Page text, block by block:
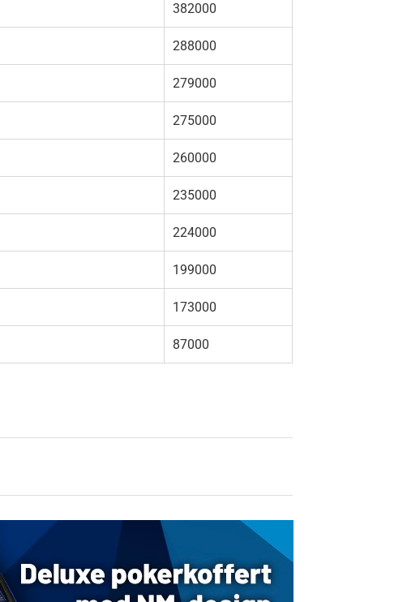
382000
288000
279000
275000
260000
235000
224000
199000
173000
87000